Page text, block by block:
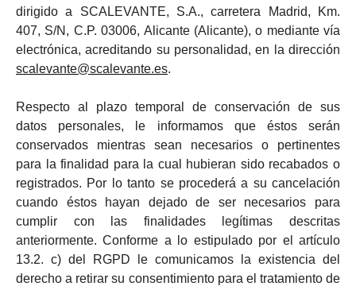
dirigido a SCALEVANTE, S.A., carretera Madrid, Km.
407, S/N, C.P. 03006, Alicante (Alicante), o mediante vía
electrónica, acreditando su personalidad, en la dirección
scalevante@scalevante.es.
Respecto al plazo temporal de conservación de sus
datos personales, le informamos que éstos serán
conservados mientras sean necesarios o pertinentes
para la finalidad para la cual hubieran sido recabados o
registrados. Por lo tanto se procederá a su cancelación
cuando éstos hayan dejado de ser necesarios para
cumplir con las finalidades legítimas descritas
anteriormente. Conforme a lo estipulado por el artículo
13.2. c) del RGPD le comunicamos la existencia del
derecho a retirar su consentimiento para el tratamiento de